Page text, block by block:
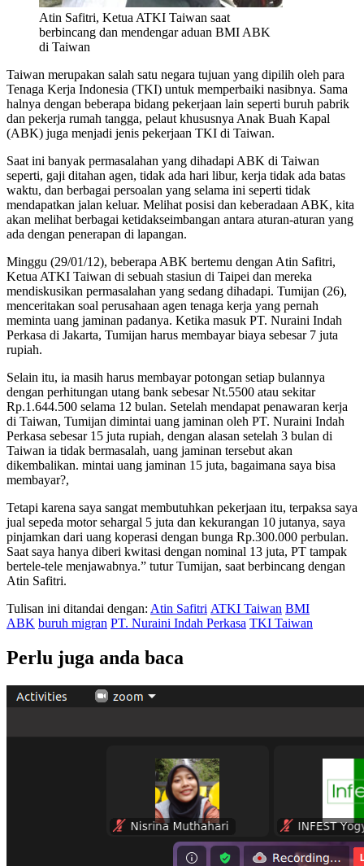
Atin Safitri, Ketua ATKI Taiwan saat
berbincang dan mendengar aduan BMI ABK
di Taiwan
Taiwan merupakan salah satu negara tujuan yang dipilih oleh para
Tenaga Kerja Indonesia (TKI) untuk memperbaiki nasibnya. Sama
halnya dengan beberapa bidang pekerjaan lain seperti buruh pabrik
dan pekerja rumah tangga, pelaut khususnya Anak Buah Kapal
(ABK) juga menjadi jenis pekerjaan TKI di Taiwan.
Saat ini banyak permasalahan yang dihadapi ABK di Taiwan
seperti, gaji ditahan agen, tidak ada hari libur, kerja tidak ada batas
waktu, dan berbagai persoalan yang selama ini seperti tidak
mendapatkan jalan keluar. Melihat posisi dan keberadaan ABK, kita
akan melihat berbagai ketidakseimbangan antara aturan-aturan yang
ada dengan penerapan di lapangan.
Minggu (29/01/12), beberapa ABK bertemu dengan Atin Safitri,
Ketua ATKI Taiwan di sebuah stasiun di Taipei dan mereka
mendiskusikan permasalahan yang sedang dihadapi. Tumijan (26),
menceritakan soal perusahaan agen tenaga kerja yang pernah
meminta uang jaminan padanya. Ketika masuk PT. Nuraini Indah
Perkasa di Jakarta, Tumijan harus membayar biaya sebesar 7 juta
rupiah.
Selain itu, ia masih harus membayar potongan setiap bulannya
dengan perhitungan utang bank sebesar Nt.5500 atau sekitar
Rp.1.644.500 selama 12 bulan. Setelah mendapat penawaran kerja
di Taiwan, Tumijan dimintai uang jaminan oleh PT. Nuraini Indah
Perkasa sebesar 15 juta rupiah, dengan alasan setelah 3 bulan di
Taiwan ia tidak bermasalah, uang jaminan tersebut akan
dikembalikan. mintai uang jaminan 15 juta, bagaimana saya bisa
membayar?,
Tetapi karena saya sangat membutuhkan pekerjaan itu, terpaksa saya
jual sepeda motor sehargal 5 juta dan kekurangan 10 jutanya, saya
pinjamkan dari uang koperasi dengan bunga Rp.300.000 perbulan.
Saat saya hanya diberi kwitasi dengan nominal 13 juta, PT tampak
bertele-tele menjawabnya.” tutur Tumijan, saat berbincang dengan
Atin Safitri.
Tulisan ini ditandai dengan: Atin Safitri ATKI Taiwan BMI
ABK buruh migran PT. Nuraini Indah Perkasa TKI Taiwan
Perlu juga anda baca